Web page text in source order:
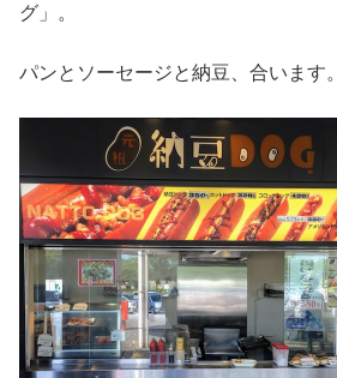
グ」。
パンとソーセージと納豆、合います。